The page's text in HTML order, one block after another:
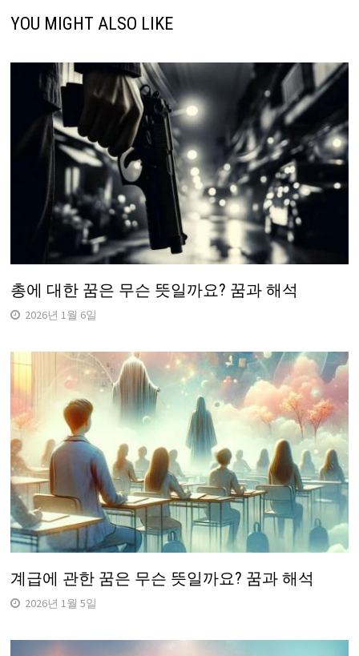
YOU MIGHT ALSO LIKE
총에 대한 꿈은 무슨 뜻일까요? 꿈과 해석
2026년 1월 6일
계급에 관한 꿈은 무슨 뜻일까요? 꿈과 해석
2026년 1월 5일